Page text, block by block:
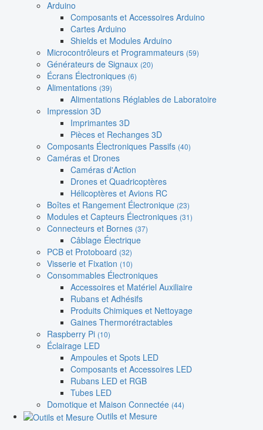
Arduino
Composants et Accessoires Arduino
Cartes Arduino
Shields et Modules Arduino
Microcontrôleurs et Programmateurs (59)
Générateurs de Signaux (20)
Écrans Électroniques (6)
Alimentations (39)
Alimentations Réglables de Laboratoire
Impression 3D
Imprimantes 3D
Pièces et Rechanges 3D
Composants Électroniques Passifs (40)
Caméras et Drones
Caméras d'Action
Drones et Quadricoptères
Hélicoptères et Avions RC
Boîtes et Rangement Électronique (23)
Modules et Capteurs Électroniques (31)
Connecteurs et Bornes (37)
Câblage Électrique
PCB et Protoboard (32)
Visserie et Fixation (10)
Consommables Électroniques
Accessoires et Matériel Auxiliaire
Rubans et Adhésifs
Produits Chimiques et Nettoyage
Gaines Thermorétractables
Raspberry Pi (10)
Éclairage LED
Ampoules et Spots LED
Composants et Accessoires LED
Rubans LED et RGB
Tubes LED
Domotique et Maison Connectée (44)
Outils et Mesure